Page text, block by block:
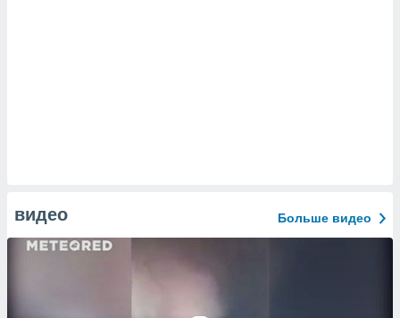
видео Больше видео